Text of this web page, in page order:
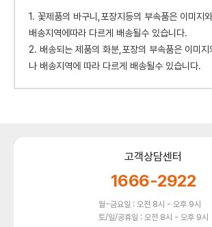
1. 꽃제품의 바구니,포장지등의 부속품은 이미지
배송지역에따라 다르게 배송될수 있습니다.
2. 배송되는 제품의 화분,포장의 부속품은 이미지
나 배송지역에 따라 다르게 배송될수 있습니다.
고객상담센터
1666-2922
월~금요일 : 오전 8시 - 오후 9시
토/일/공휴일 : 오전 8시 - 오후 9시